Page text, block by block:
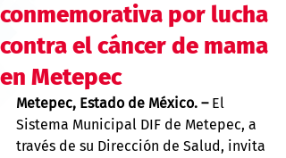
conmemorativa por lucha
contra el cáncer de mama
en Metepec
Metepec, Estado de México. – El
Sistema Municipal DIF de Metepec, a
través de su Dirección de Salud, invita